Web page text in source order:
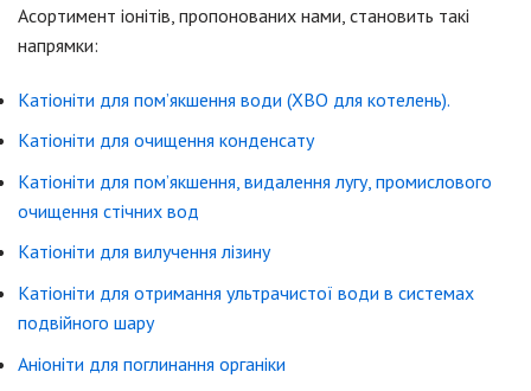
Асортимент іонітів, пропонованих нами, становить такі
напрямки:
Катіоніти для пом’якшення води (ХВО для котелень).
Катіоніти для очищення конденсату
Катіоніти для пом’якшення, видалення лугу, промислового
очищення стічних вод
Катіоніти для вилучення лізину
Катіоніти для отримання ультрачистої води в системах
подвійного шару
Аніоніти для поглинання органіки